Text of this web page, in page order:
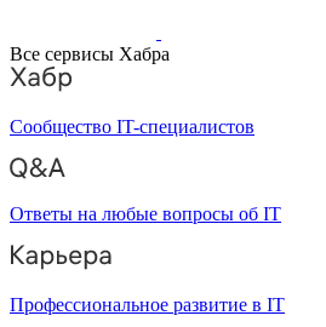
Все сервисы Хабра
Сообщество IT-специалистов
Ответы на любые вопросы об IT
Профессиональное развитие в IT